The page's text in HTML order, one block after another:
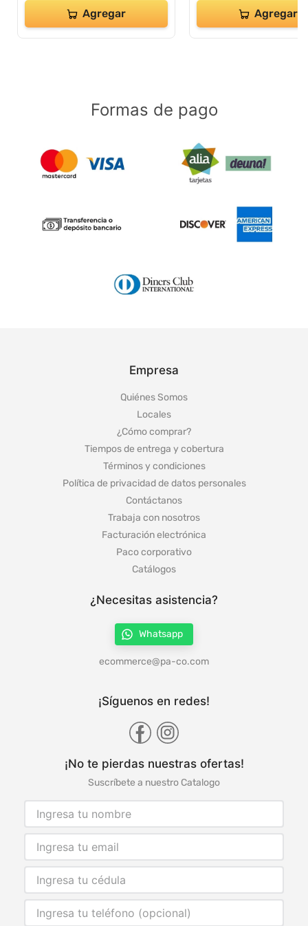
Agregar Agregar
Formas de pago
Empresa
Quiénes Somos
Locales
¿Cómo comprar?
Tiempos de entrega y cobertura
Términos y condiciones
Política de privacidad de datos personales
Contáctanos
Trabaja con nosotros
Facturación electrónica
Paco corporativo
Catálogos
¿Necesitas asistencia?
Whatsapp
ecommerce@pa-co.com
¡Síguenos en redes!
¡No te pierdas nuestras ofertas!
Suscríbete a nuestro Catalogo